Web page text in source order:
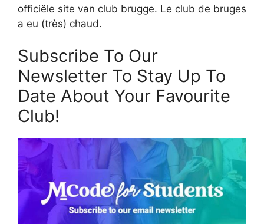
officiële site van club brugge. Le club de bruges
a eu (très) chaud.
Subscribe To Our
Newsletter To Stay Up To
Date About Your Favourite
Club!